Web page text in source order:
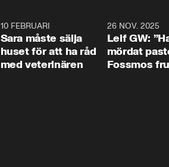
10 FEBRUARI
Sara måste sälja
huset för att ha råd
med veterinären
26 NOV. 2025
Leif GW:
mördat
Fossmos